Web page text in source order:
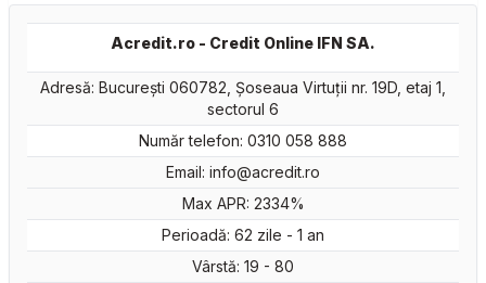
Acredit.ro - Credit Online IFN SA.
Adresă: București 060782, Şoseaua Virtuții nr. 19D, etaj 1,
sectorul 6
Număr telefon: 0310 058 888
Email: info@acredit.ro
Max APR: 2334%
Perioadă: 62 zile - 1 an
Vârstă: 19 - 80